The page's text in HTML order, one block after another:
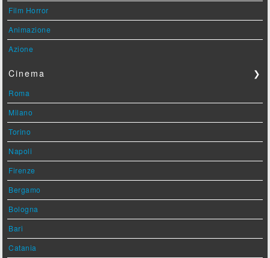
Film Horror
Animazione
Azione
Cinema ❯
Roma
Milano
Torino
Napoli
Firenze
Bergamo
Bologna
Bari
Catania